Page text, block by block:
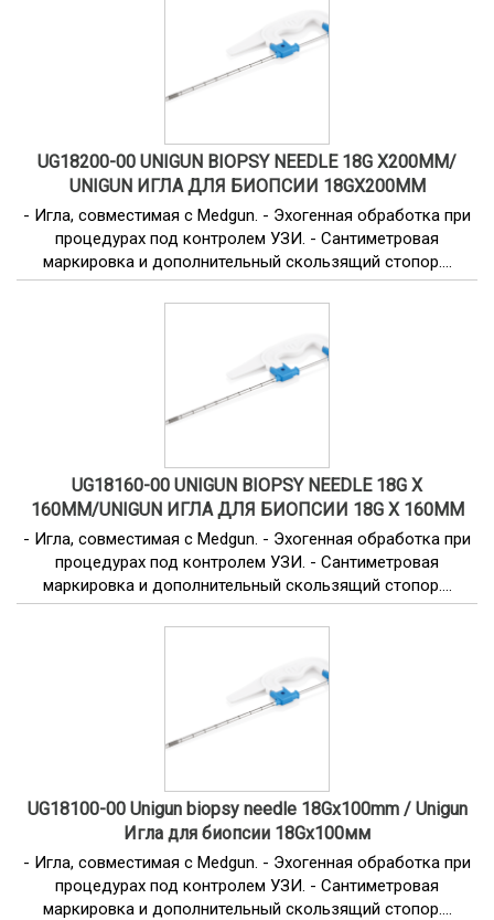
UG18200-00 UNIGUN BIOPSY NEEDLE 18G X200MM/
UNIGUN ИГЛА ДЛЯ БИОПСИИ 18GX200ММ
- Игла, совместимая с Medgun. - Эхогенная обработка при
процедурах под контролем УЗИ. - Сантиметровая
маркировка и дополнительный скользящий стопор....
UG18160-00 UNIGUN BIOPSY NEEDLE 18G X
160MM/UNIGUN ИГЛА ДЛЯ БИОПСИИ 18G X 160ММ
- Игла, совместимая с Medgun. - Эхогенная обработка при
процедурах под контролем УЗИ. - Сантиметровая
маркировка и дополнительный скользящий стопор....
UG18100-00 Unigun biopsy needle 18Gx100mm / Unigun
Игла для биопсии 18Gx100мм
- Игла, совместимая с Medgun. - Эхогенная обработка при
процедурах под контролем УЗИ. - Сантиметровая
маркировка и дополнительный скользящий стопор....